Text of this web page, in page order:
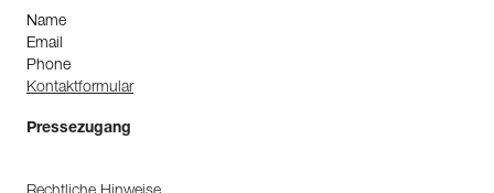
Name
Email
Phone
Kontaktformular
Pressezugang